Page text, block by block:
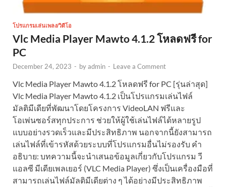
โปรแกรมเล่นเพลง/วิดีโอ
Vlc Media Player Mawto 4.1.2 โหลดฟรี for
PC
December 24, 2023 - byadmin - Leave a Comment
Vlc Media Player Mawto 4.1.2 โหลดฟรี for PC [รุ่นล่าสุด]
Vlc Media Player Mawto 4.1.2 เป็นโปรแกรมเล่นไฟล์
มัลติมีเดียที่พัฒนาโดยโครงการ VideoLAN ฟรีและ
โอเพ่นซอร์สทุกประการ ช่วยให้ผู้ใช้เล่นไฟล์ได้หลายรูป
แบบอย่างรวดเร็วและมีประสิทธิภาพ นอกจากนี้ยังสามารถ
เล่นไฟล์ที่เข้ารหัสด้วยระบบที่โปรแกรมอื่นไม่รองรับ คำ
อธิบาย: บทความนี้จะนำเสนอข้อมูลเกี่ยวกับโปรแกรม วี
แอลซี มีเดียเพลเยอร์ (VLC Media Player) ซึ่งเป็นเครื่องมือที่
สามารถเล่นไฟล์มัลติมีเดียต่าง ๆ ได้อย่างมีประสิทธิภาพ